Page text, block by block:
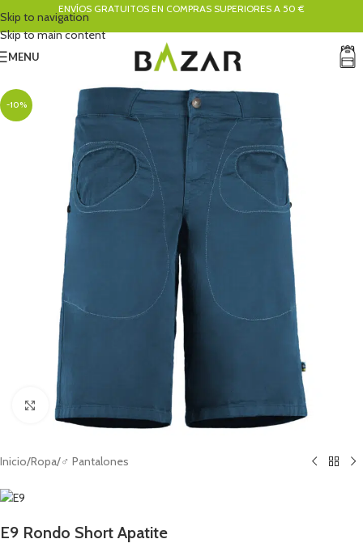
Skip to navigation
Skip to main content
ENVÍOS GRATUITOS EN COMPRAS SUPERIORES A 50 €
MENU
-10%
Click to enlarge
Inicio/Ropa/♂ Pantalones
E9 Rondo Short Apatite